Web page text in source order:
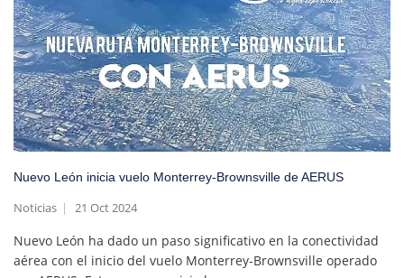
Nuevo León inicia vuelo Monterrey-Brownsville de AERUS
Noticias 21 Oct 2024
Nuevo León ha dado un paso significativo en la conectividad
aérea con el inicio del vuelo Monterrey-Brownsville operado